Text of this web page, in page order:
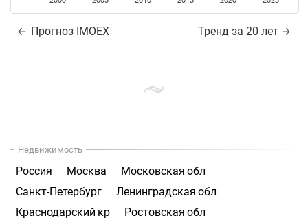
Прогноз IMOEX Тренд за 20 лет
Недвижимость
Россия Москва
Московская обл
Санкт-Петербург
Ленинградская обл
Краснодарский кр
Ростовская обл